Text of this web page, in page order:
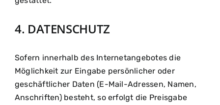
4. DATENSCHUTZ
Sofern innerhalb des Internetangebotes die
Möglichkeit zur Eingabe persönlicher oder
geschäftlicher Daten (E-Mail-Adressen, Namen,
Anschriften) besteht, so erfolgt die Preisgabe